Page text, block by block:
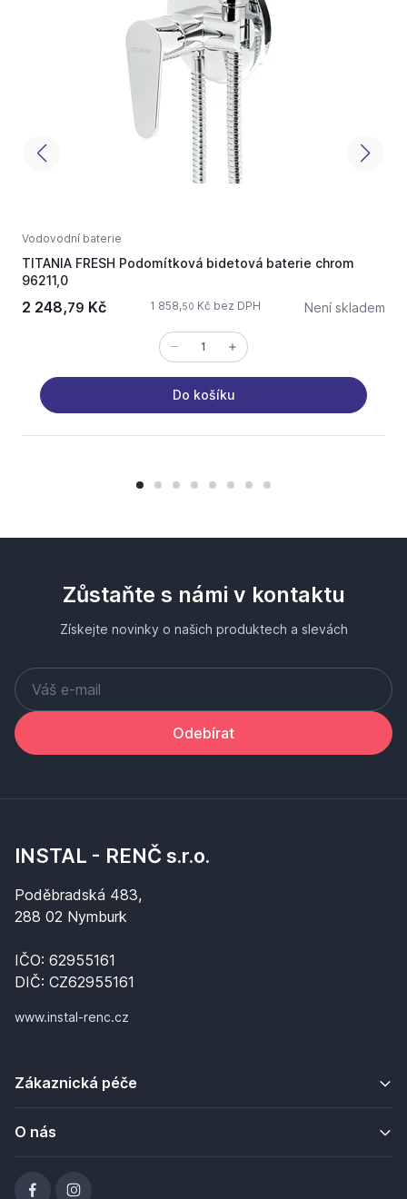
Vodovodní baterie
TITANIA FRESH Podomítková bidetová baterie chrom
96211,0
2 248,79 Kč 1 858,50 Kč bez DPH Není skladem
Do košíku
Zůstaňte s námi v kontaktu
Získejte novinky o našich produktech a slevách
Odebírat
INSTAL - RENČ s.r.o.
Poděbradská 483,
288 02 Nymburk
IČO: 62955161
DIČ: CZ62955161
www.instal-renc.cz
Zákaznická péče
O nás